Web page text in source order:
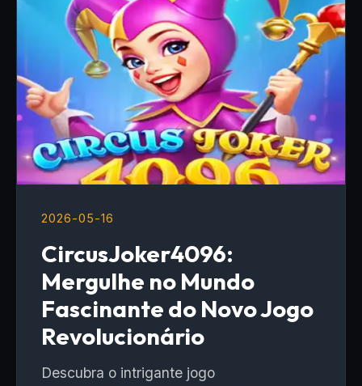
2026-05-16
CircusJoker4096:
Mergulhe no Mundo
Fascinante do Novo Jogo
Revolucionário
Descubra o intrigante jogo